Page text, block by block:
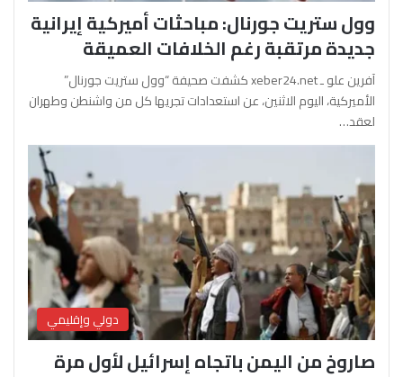
وول ستريت جورنال: مباحثات أميركية إيرانية
جديدة مرتقبة رغم الخلافات العميقة
آفرين علو ـ xeber24.net كشفت صحيفة “وول ستريت جورنال”
الأميركية، اليوم الاثنين، عن استعدادات تجريها كل من واشنطن وطهران
لعقد…
دولي وإقليمي
صاروخ من اليمن باتجاه إسرائيل لأول مرة